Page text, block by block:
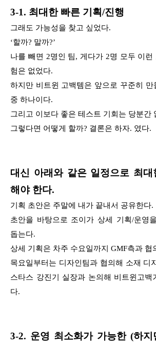
3-1. 최대한 빠른 기획/진행
그래도 가능성을 찾고 싶었다.
‘할까? 말까?’
나를 빼면 2명인 팀, 게다가 2명 모두 이런
험은 없었다.
하지만 비트윈 고백템은 앞으로 꾸준히 만
중 하나이다.
그리고 이보다 좋은 테스트 기회는 당분간
그렇다면 어떻게 할까? 결론은 하자. 였다.
대신 아래와 같은 일정으로 최대
해야 한다.
기획 초안은 주말에 내가 끝내서 공유한다.
초안을 바탕으로 조이가 상세 기획/운영
돕는다.
상세 기획은 차주 수요일까지 GMF측과 협
목요일부터는 디자인팀과 협의해 소재 디
스타스 강진기 실장과 논의해 비트윈고백
다.
3-2. 운영 최소화가 가능한 (하